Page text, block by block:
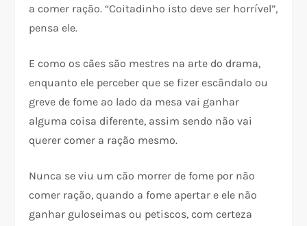
a comer ração. “Coitadinho isto deve ser horrível”,
pensa ele.
E como os cães são mestres na arte do drama,
enquanto ele perceber que se fizer escândalo ou
greve de fome ao lado da mesa vai ganhar
alguma coisa diferente, assim sendo não vai
querer comer a ração mesmo.
Nunca se viu um cão morrer de fome por não
comer ração, quando a fome apertar e ele não
ganhar guloseimas ou petiscos, com certeza